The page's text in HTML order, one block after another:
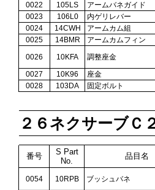
0022
105LS アームバネガイド
0023
106L0 内ゲリレバー
0024
14CWH アームカム組
0025
14BMR アームカムフィン
0026
10KFA 調整座金
0027
10K96 座金
0028
103DA 固定ボルト
２６ネクサーブＣ
番号
S Part
No.
品目名
0054 10RPB ブッシュバネ